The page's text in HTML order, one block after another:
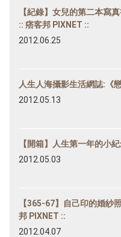
【紀錄】女兒的第二本寫
:: 痞客邦 PIXNET ::
2012.06.25
人生人海攝影生活網誌:《
2012.05.13
【開箱】人生第一年的小
2012.05.03
【365-67】自己印的婚紗
邦 PIXNET ::
2012.04.07